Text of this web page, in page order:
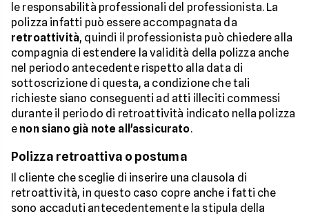
le responsabilità professionali del professionista. La
polizza infatti può essere accompagnata da
retroattività, quindi il professionista può chiedere alla
compagnia di estendere la validità della polizza anche
nel periodo antecedente rispetto alla data di
sottoscrizione di questa, a condizione che tali
richieste siano conseguenti ad atti illeciti commessi
durante il periodo di retroattività indicato nella polizza
e non siano già note all'assicurato.
Polizza retroattiva o postuma
Il cliente che sceglie di inserire una clausola di
retroattività, in questo caso copre anche i fatti che
sono accaduti antecedentemente la stipula della